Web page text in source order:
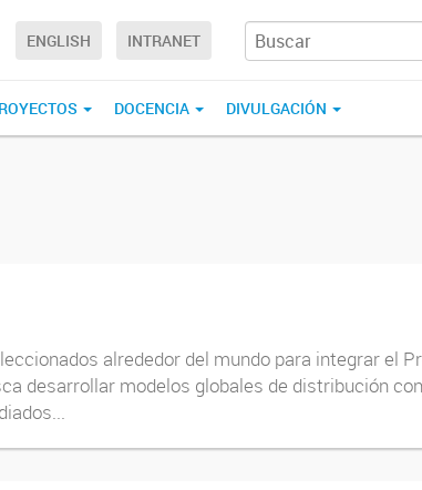
ENGLISH INTRANET
DOCENCIA DIVULGACIÓN
alrededor del mundo para integrar el
desarrollar modelos globales de distribución